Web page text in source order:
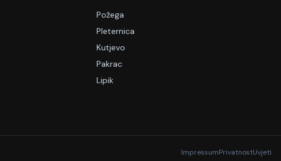
Požega
Pleternica
Kutjevo
Pakrac
Lipik
ImpressumPrivatnostUvjeti